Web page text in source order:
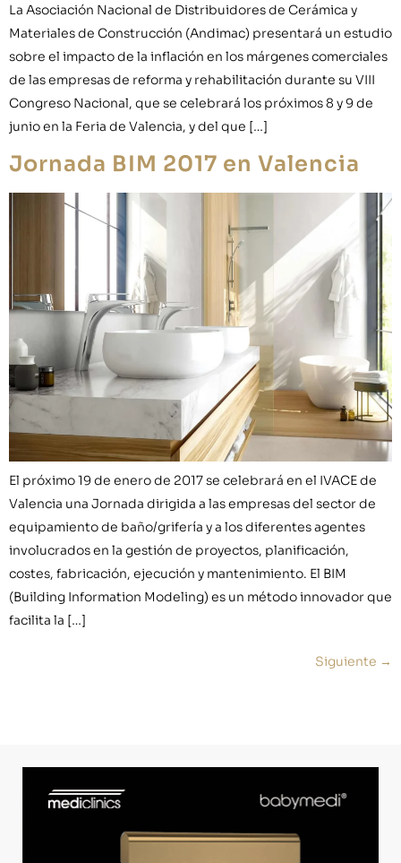
La Asociación Nacional de Distribuidores de Cerámica y
Materiales de Construcción (Andimac) presentará un estudio
sobre el impacto de la inflación en los márgenes comerciales
de las empresas de reforma y rehabilitación durante su VIII
Congreso Nacional, que se celebrará los próximos 8 y 9 de
junio en la Feria de Valencia, y del que […]
Jornada BIM 2017 en Valencia
El próximo 19 de enero de 2017 se celebrará en el IVACE de
Valencia una Jornada dirigida a las empresas del sector de
equipamiento de baño/grifería y a los diferentes agentes
involucrados en la gestión de proyectos, planificación,
costes, fabricación, ejecución y mantenimiento. El BIM
(Building Information Modeling) es un método innovador que
facilita la […]
Siguiente →